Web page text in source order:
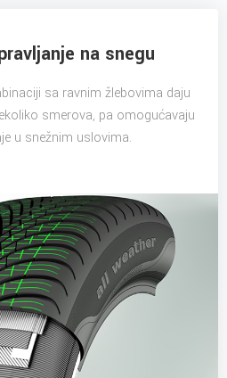
na snegu
sa ravnim žlebovima daju
smerova, pa omogućavaju
u snežnim uslovima.